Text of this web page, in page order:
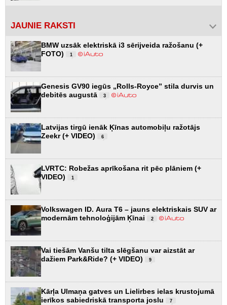
JAUNIE RAKSTI
BMW uzsāk elektriskā i3 sērijveida ražošanu (+
FOTO)
1
Genesis GV90 iegūs „Rolls-Royce” stila durvis un
debitēs augustā
3
Latvijas tirgū ienāk Ķīnas automobiļu ražotājs
Zeekr (+ VIDEO)
6
LVRTC: Robežas aprīkošana rit pēc plāniem (+
VIDEO)
1
Volkswagen ID. Aura T6 – jauns elektriskais SUV ar
modernām tehnoloģijām Ķīnai
2
Vai tiešām Vanšu tilta slēgšanu var aizstāt ar
dažiem Park&Ride? (+ VIDEO)
9
Kārļa Ulmaņa gatves un Lielirbes ielas krustojumā
ierīkos sabiedriskā transporta joslu
7